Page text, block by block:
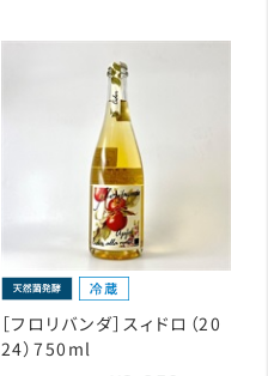
［フロリバンダ］スィドロ（20
24）750ml